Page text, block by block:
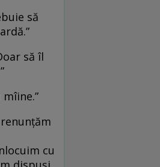
să
să îl
cu